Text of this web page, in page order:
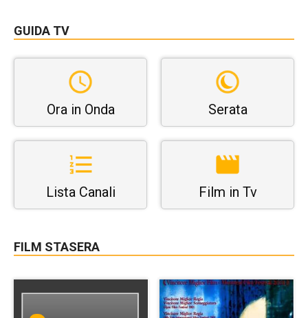
GUIDA TV
Ora in Onda Serata
Lista Canali Film in Tv
FILM STASERA